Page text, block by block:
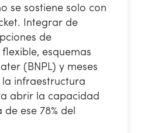
se sostiene solo con
Integrar de
de
esquemas
(BNPL) y meses
la infraestructura
abrir la capacidad
ese 78% del